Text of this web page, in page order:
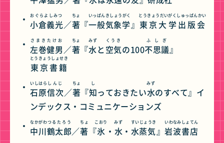
小倉義光
おぐらよしみつ
／著
ちょ
『一般気象学
いっぱんきしょうがく
』 東京大学出版会
とうきょうだいがくしゅっぱんかい
左巻健男
さまきたけお
／著
ちょ
『水
みず
と 空気
くうき
の100不思議
ふしぎ
』
東京書籍
とうきょうしょせき
石原
いしはら
信次
しんじ
／著
ちょ
『知
し
っておきたい水
みず
のすべて』イ
ンデックス・コミュニケーションズ
中川
なかがわ
鶴太郎
つるたろう
／著
ちょ
『氷
こおり
・ 水
みず
・ 水蒸気
すいじょうき
』 岩波書店
いわなみしょてん